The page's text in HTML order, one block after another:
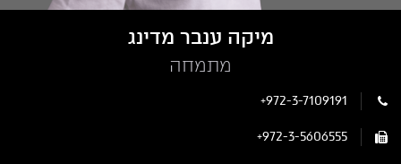
מיקה ענבר מדינג
מתמחה
+972-3-7109191
+972-3-5606555